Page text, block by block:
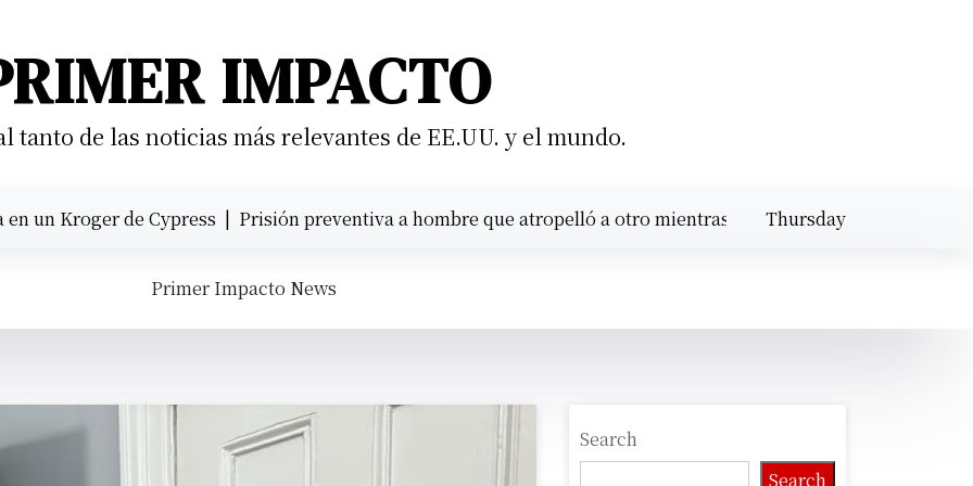
IMPACTO
tanto de las noticias más relevantes de EE.UU. y el mundo.
de Cypress |Prisión preventiva a hombre que atropelló a otro mientras calibraba un motor en Santiago |
Thursday
Primer Impacto News
Search
Search